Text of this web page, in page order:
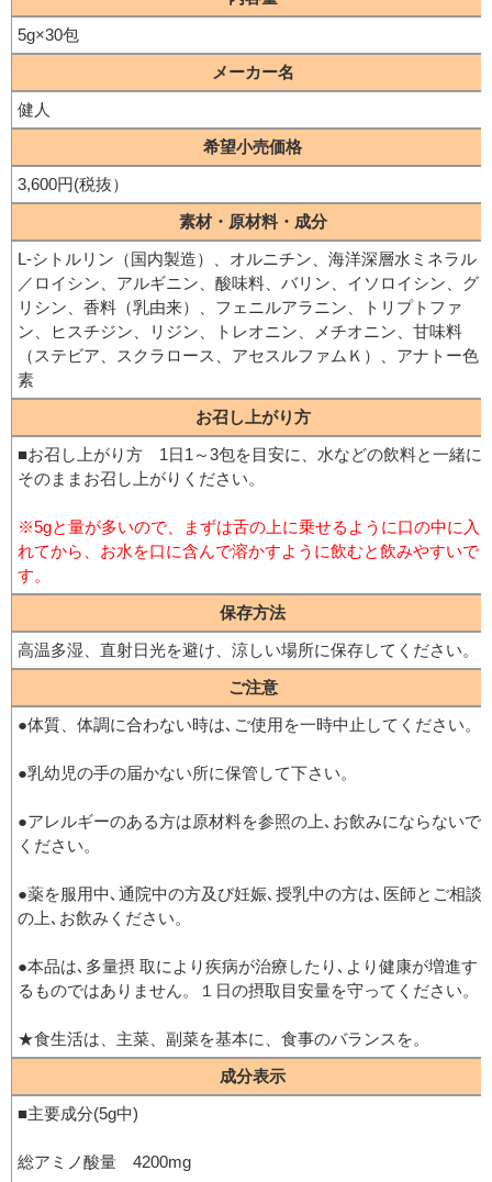
5g×30包
メーカー名
健人
希望小売価格
3,600円(税抜）
素材・原材料・成分
L-シトルリン（国内製造）、オルニチン、海洋深層水ミネラル
／ロイシン、アルギニン、酸味料、バリン、イソロイシン、グ
リシン、香料（乳由来）、フェニルアラニン、トリプトファ
ン、ヒスチジン、リジン、トレオニン、メチオニン、甘味料
（ステビア、スクラロース、アセスルファムＫ）、アナトー色
素
お召し上がり方
■お召し上がり方　1日1～3包を目安に、水などの飲料と一緒に
そのままお召し上がりください。
※5gと量が多いので、まずは舌の上に乗せるように口の中に入
れてから、お水を口に含んで溶かすように飲むと飲みやすいで
す。
保存方法
高温多湿、直射日光を避け、涼しい場所に保存してください。
ご注意
●体質、体調に合わない時は､ご使用を一時中止してください。
●乳幼児の手の届かない所に保管して下さい。
●アレルギーのある方は原材料を参照の上､お飲みにならないで
ください。
●薬を服用中､通院中の方及び妊娠､授乳中の方は､医師とご相談
の上､お飲みください。
●本品は､多量摂 取により疾病が治療したり､より健康が増進す
るものではありません。１日の摂取目安量を守ってください。
★食生活は、主菜、副菜を基本に、食事のバランスを。
成分表示
■主要成分(5g中)
総アミノ酸量　4200mg